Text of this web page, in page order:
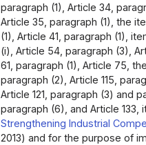
paragraph (1), Article 34,
Article 35, paragraph (1), the
(1), Article 41, paragraph (1),
(i), Article 54, paragraph (3),
61, paragraph (1), Article 75,
paragraph (2), Article 115,
Article 121, paragraph (3) and
paragraph (6), and Article
Strengthening Industrial
2013) and for the purpose of